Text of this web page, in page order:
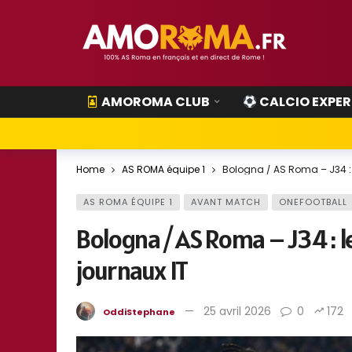
AMOROMA CLUB CALCIO
Home AS ROMA équipe 1 Bologna / AS Roma – J34
AS ROMA ÉQUIPE 1 AVANT MATCH ONEFOOTBALL
Bologna / AS Roma – J34
journaux IT
OddiStephane 25 avril 2026 0 172